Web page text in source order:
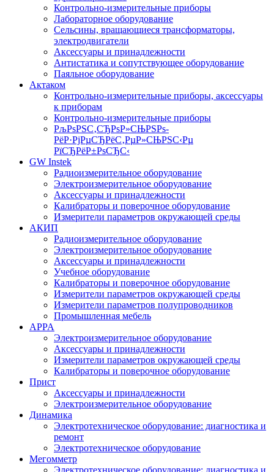
Контрольно-измерительные приборы
Лабораторное оборудование
Сельсины, вращающиеся трансформаторы,
электродвигатели
Аксессуары и принадлежности
Антистатика и сопутствующее оборудование
Паяльное оборудование
Актаком
Контрольно-измерительные приборы, аксессуары
к приборам
Контрольно-измерительные приборы
РљРѕРЅС‚СЂРѕР»СЊРЅРѕ-
РёР·РјРµСЂРёС‚РµР»СЊРЅС‹Рµ
РїСЂРёР±РѕСЂС‹
GW Instek
Радиоизмерительное оборудование
Электроизмерительное оборудование
Аксессуары и принадлежности
Калибраторы и поверочное оборудование
Измерители параметров окружающей среды
АКИП
Радиоизмерительное оборудование
Электроизмерительное оборудование
Аксессуары и принадлежности
Учебное оборудование
Калибраторы и поверочное оборудование
Измерители параметров окружающей среды
Измерители параметров полупроводников
Промышленная мебель
APPA
Электроизмерительное оборудование
Аксессуары и принадлежности
Измерители параметров окружающей среды
Калибраторы и поверочное оборудование
Прист
Аксессуары и принадлежности
Электроизмерительное оборудование
Динамика
Электротехническое оборудование: диагностика и
ремонт
Электротехническое оборудование
Мегомметр
Электротехническое оборудование: диагностика и